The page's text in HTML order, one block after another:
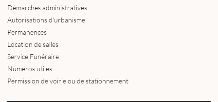
Démarches administratives
Autorisations d'urbanisme
Permanences
Location de salles
Service Funéraire
Numéros utiles
Permission de voirie ou de stationnement